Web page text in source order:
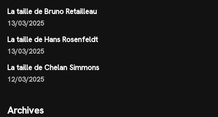
La taille de Bruno Retailleau
13/03/2025
La taille de Hans Rosenfeldt
13/03/2025
La taille de Chelan Simmons
12/03/2025
Archives